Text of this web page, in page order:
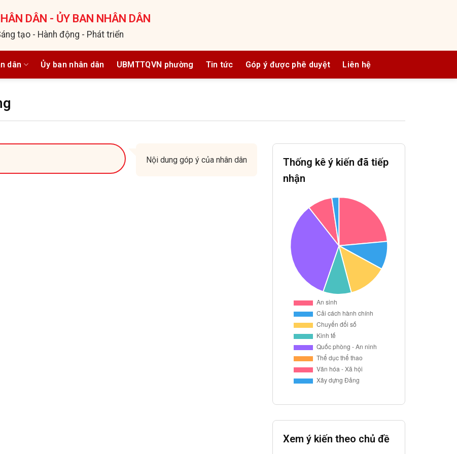
DÂN - ỦY BAN NHÂN DÂN
tạo - Hành động - Phát triển
dân Ủy ban nhân dân UBMTTQVN phường Tin tức Góp ý được phê duyệt Liên hệ
Nội dung góp ý của nhân dân
Thống kê ý kiến đã tiếp
nhận
Xem ý kiến theo chủ đề